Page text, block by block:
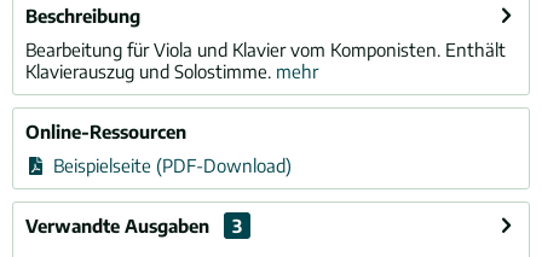
Beschreibung
Bearbeitung für Viola und Klavier vom Komponisten. Enthält
Klavierauszug und Solostimme. mehr
Online-Ressourcen
Beispielseite (PDF-Download)
Verwandte Ausgaben 3